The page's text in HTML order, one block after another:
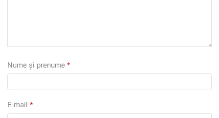
Nume și prenume *
E-mail *